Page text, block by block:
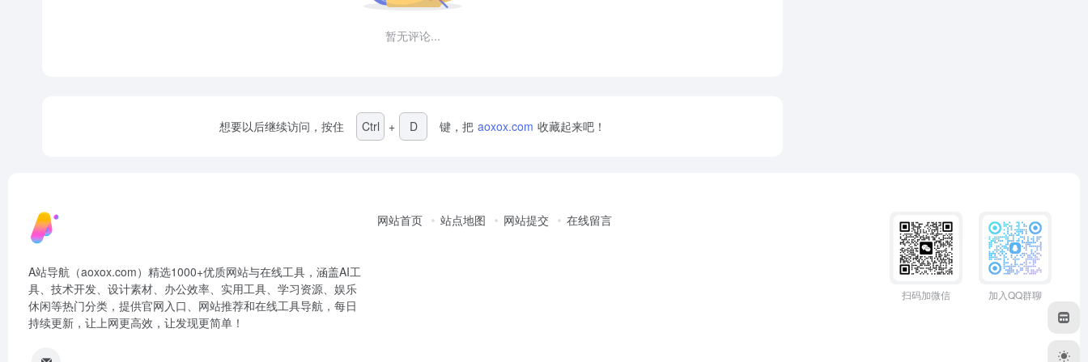
暂无评论...
想要以后继续访问，按住 Ctrl + D 键，把 aoxox.com 收藏起来吧！
A站导航（aoxox.com）精选1000+优质网站与在线工具，涵盖AI工
具、技术开发、设计素材、办公效率、实用工具、学习资源、娱乐
休闲等热门分类，提供官网入口、网站推荐和在线工具导航，每日
持续更新，让上网更高效，让发现更简单！
网站首页 站点地图 网站提交 在线留言
扫码加微信 加入QQ群聊